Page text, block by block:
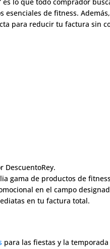
de fitness.
para reducir tu factura sin
DescuentoRey.
gama de productos de
en el campo
en tu factura total.
para las fiestas y la